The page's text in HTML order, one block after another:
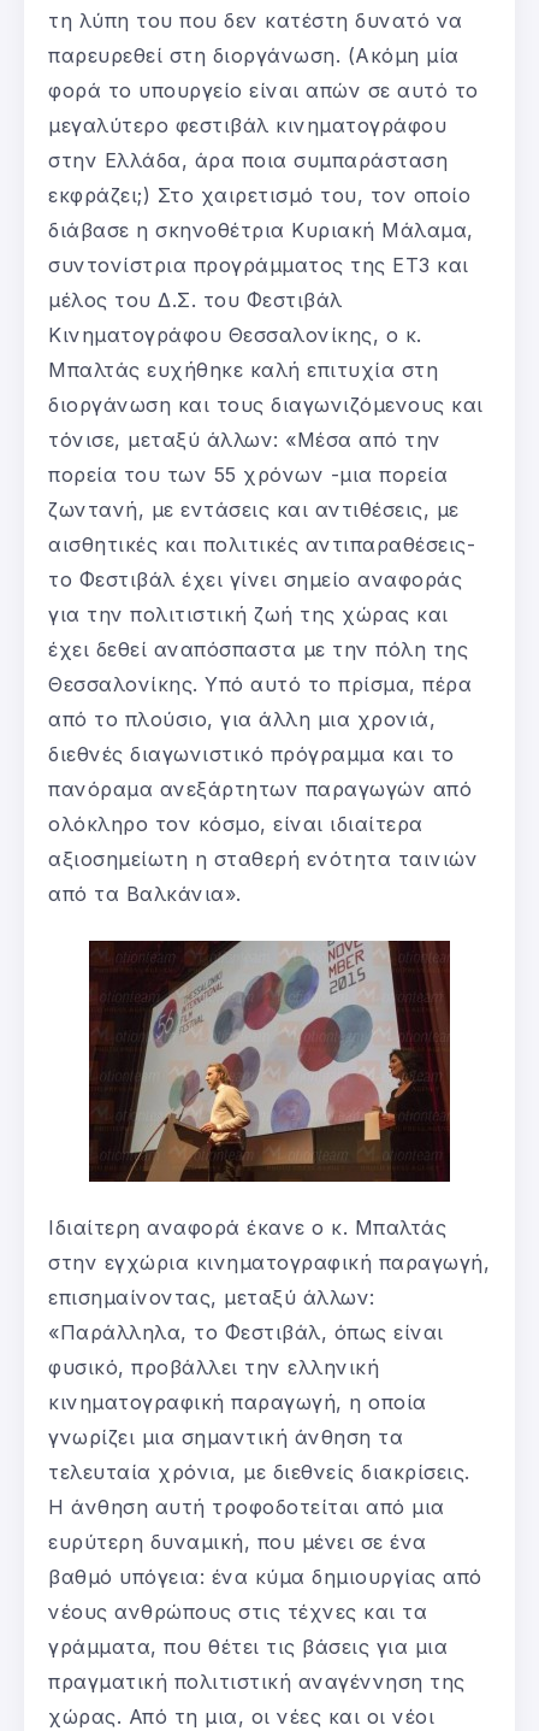
τη λύπη του που δεν κατέστη δυνατό να
παρευρεθεί στη διοργάνωση. (Ακόμη μία
φορά το υπουργείο είναι απών σε αυτό το
μεγαλύτερο φεστιβάλ κινηματογράφου
στην Ελλάδα, άρα ποια συμπαράσταση
εκφράζει;) Στο χαιρετισμό του, τον οποίο
διάβασε η σκηνοθέτρια Κυριακή Μάλαμα,
συντονίστρια προγράμματος της ΕΤ3 και
μέλος του Δ.Σ. του Φεστιβάλ
Κινηματογράφου Θεσσαλονίκης, ο κ.
Μπαλτάς ευχήθηκε καλή επιτυχία στη
διοργάνωση και τους διαγωνιζόμενους και
τόνισε, μεταξύ άλλων: «Μέσα από την
πορεία του των 55 χρόνων -μια πορεία
ζωντανή, με εντάσεις και αντιθέσεις, με
αισθητικές και πολιτικές αντιπαραθέσεις-
το Φεστιβάλ έχει γίνει σημείο αναφοράς
για την πολιτιστική ζωή της χώρας και
έχει δεθεί αναπόσπαστα με την πόλη της
Θεσσαλονίκης. Υπό αυτό το πρίσμα, πέρα
από το πλούσιο, για άλλη μια χρονιά,
διεθνές διαγωνιστικό πρόγραμμα και το
πανόραμα ανεξάρτητων παραγωγών από
ολόκληρο τον κόσμο, είναι ιδιαίτερα
αξιοσημείωτη η σταθερή ενότητα ταινιών
από τα Βαλκάνια».
Ιδιαίτερη αναφορά έκανε ο κ. Μπαλτάς
στην εγχώρια κινηματογραφική παραγωγή,
επισημαίνοντας, μεταξύ άλλων:
«Παράλληλα, το Φεστιβάλ, όπως είναι
φυσικό, προβάλλει την ελληνική
κινηματογραφική παραγωγή, η οποία
γνωρίζει μια σημαντική άνθηση τα
τελευταία χρόνια, με διεθνείς διακρίσεις.
H άνθηση αυτή τροφοδοτείται από μια
ευρύτερη δυναμική, που μένει σε ένα
βαθμό υπόγεια: ένα κύμα δημιουργίας από
νέους ανθρώπους στις τέχνες και τα
γράμματα, που θέτει τις βάσεις για μια
πραγματική πολιτιστική αναγέννηση της
χώρας. Από τη μια, οι νέες και οι νέοι